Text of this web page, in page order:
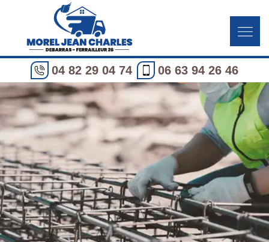
04 82 29 04 74 06 63 94 26 46